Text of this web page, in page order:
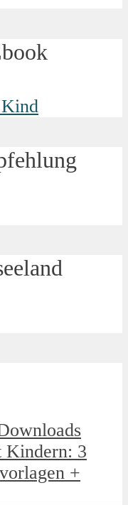
Kindern: 3
+